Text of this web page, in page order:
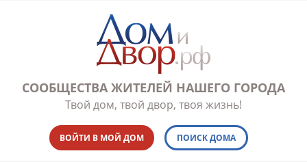
СООБЩЕСТВА ЖИТЕЛЕЙ НАШЕГО ГОРОДА
Твой дом, твой двор, твоя жизнь!
ВОЙТИ В МОЙ ДОМ ПОИСК ДОМА